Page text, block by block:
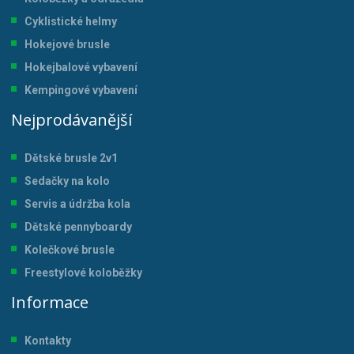
Cyklistické helmy
Hokejové brusle
Hokejbalové vybavení
Kempingové vybavení
Nejprodávanější
Dětské brusle 2v1
Sedačky na kolo
Servis a údržba kola
Dětské pennyboardy
Kolečkové brusle
Freestylové koloběžky
Informace
Kontakty